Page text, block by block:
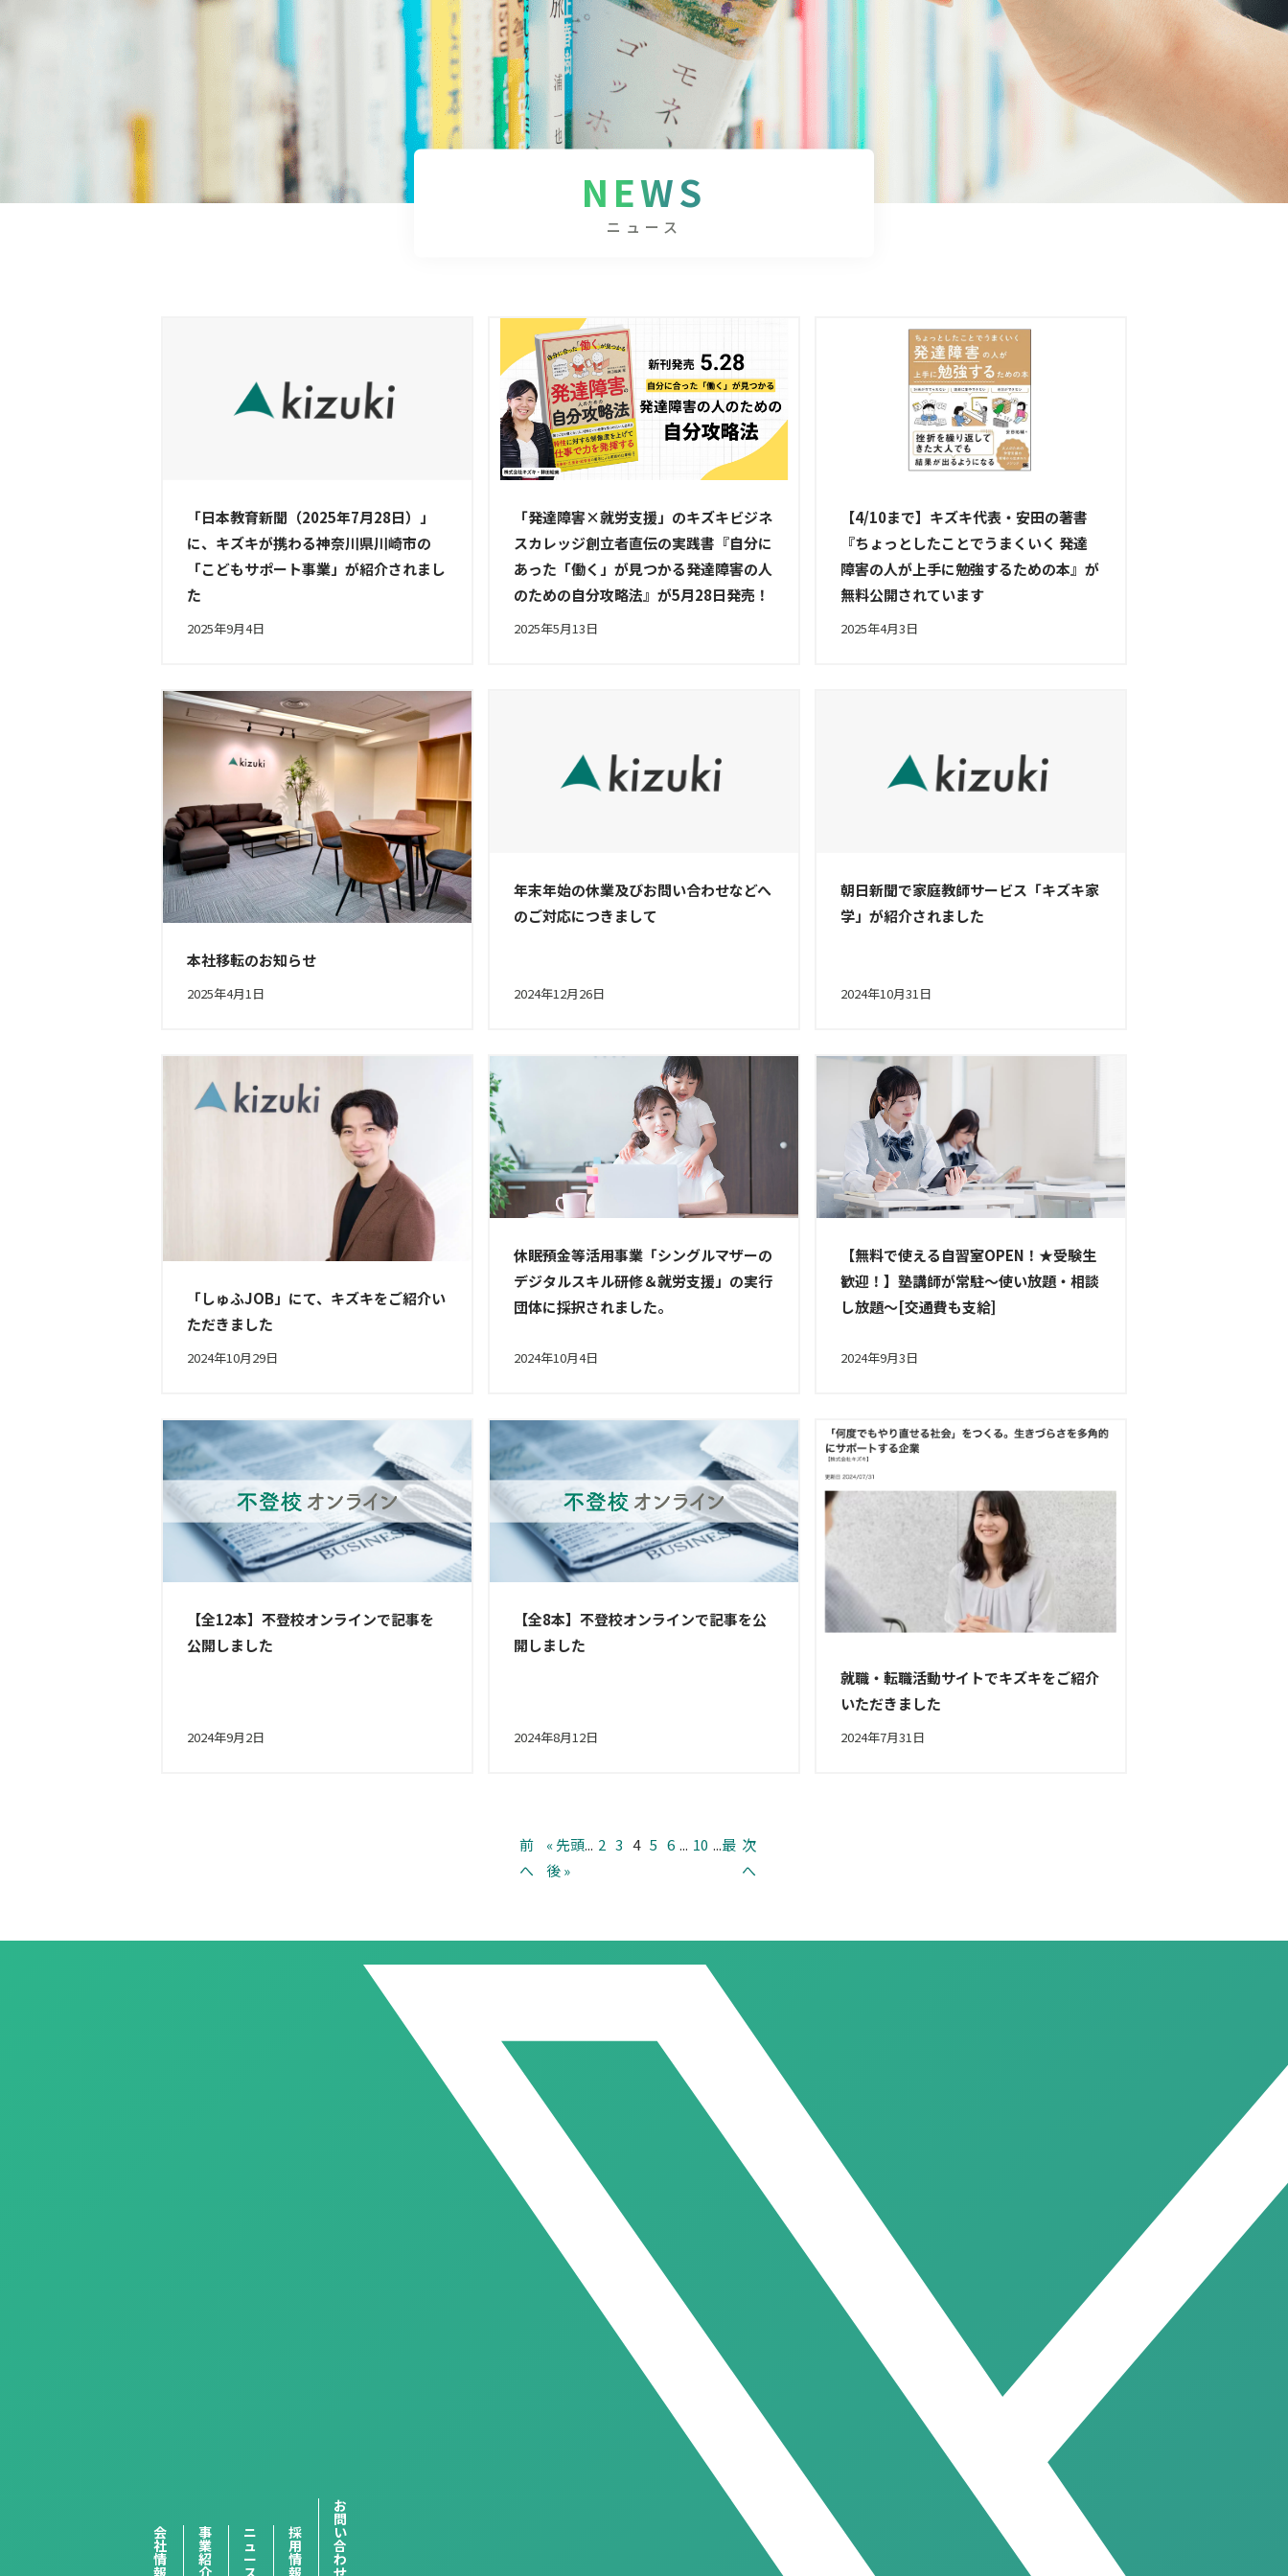
NEWS
ニュース
「日本教育新聞（2025年7月28日）」
に、キズキが携わる神奈川県川崎市の
「こどもサポート事業」が紹介されまし
た
2025年9月4日
「発達障害×就労支援」のキズキビジネ
スカレッジ創立者直伝の実践書『自分に
あった「働く」が見つかる発達障害の人
のための自分攻略法』が5月28日発売！
2025年5月13日
【4/10まで】キズキ代表・安田の著書
『ちょっとしたことでうまくいく 発達
障害の人が上手に勉強するための本』が
無料公開されています
2025年4月3日
本社移転のお知らせ
2025年4月1日
年末年始の休業及びお問い合わせなどへ
のご対応につきまして
2024年12月26日
朝日新聞で家庭教師サービス「キズキ家
学」が紹介されました
2024年10月31日
「しゅふJOB」にて、キズキをご紹介い
ただきました
2024年10月29日
休眠預金等活用事業「シングルマザーの
デジタルスキル研修＆就労支援」の実行
団体に採択されました。
2024年10月4日
【無料で使える自習室OPEN！★受験生
歓迎！】塾講師が常駐〜使い放題・相談
し放題～[交通費も支給]
2024年9月3日
【全12本】不登校オンラインで記事を
公開しました
2024年9月2日
【全8本】不登校オンラインで記事を公
開しました
2024年8月12日
就職・転職活動サイトでキズキをご紹介
いただきました
2024年7月31日
前
へ
« 先頭... 2 3 4 5 6 ... 10 ...最
後 »
次
へ
会
社
情
事
業
紹
ニ
ュ
ー
採
用
情
お
問
い
合
わ